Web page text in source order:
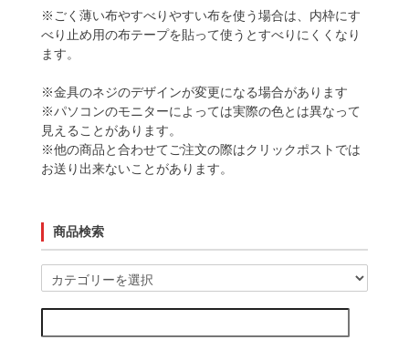
※ごく薄い布やすべりやすい布を使う場合は、内枠にす
べり止め用の布テープを貼って使うとすべりにくくなり
ます。
※金具のネジのデザインが変更になる場合があります
※パソコンのモニターによっては実際の色とは異なって
見えることがあります。
※他の商品と合わせてご注文の際はクリックポストでは
お送り出来ないことがあります。
商品検索